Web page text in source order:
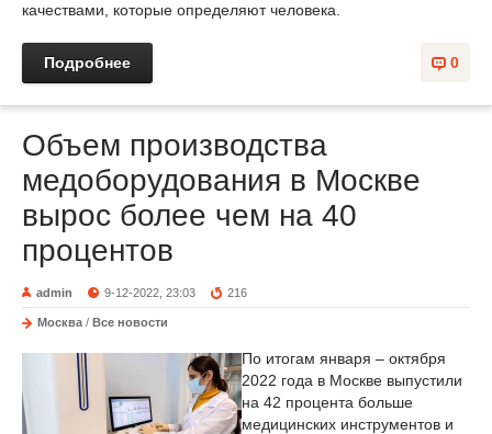
качествами, которые определяют человека.
0
Подробнее
Объем производства
медоборудования в Москве
вырос более чем на 40
процентов
admin 9-12-2022, 23:03 216
Москва / Все новости
По итогам января – октября
2022 года в Москве выпустили
на 42 процента больше
медицинских инструментов и